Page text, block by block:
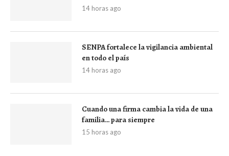
14 horas ago
SENPA fortalece la vigilancia ambiental
en todo el país
14 horas ago
Cuando una firma cambia la vida de una
familia… para siempre
15 horas ago